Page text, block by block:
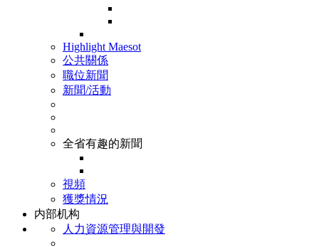
Highlight Maesot
公共關係
職位新聞
新聞/活動
全省有趣的新聞
視頻
獲獎情況
内部机构
人力資源管理與開發